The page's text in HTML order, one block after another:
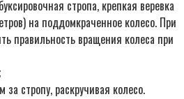
стропа, крепкая веревка
на поддомкраченное колесо. При
правильность вращения колеса при
стропу, раскручивая колесо.